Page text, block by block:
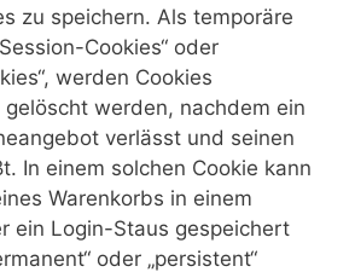
zu speichern. Als temporäre
Cookies“ oder
werden Cookies
werden, nachdem ein
verlässt und seinen
In einem solchen Cookie kann
Warenkorbs in einem
ein Login-Staus gespeichert
oder „persistent“